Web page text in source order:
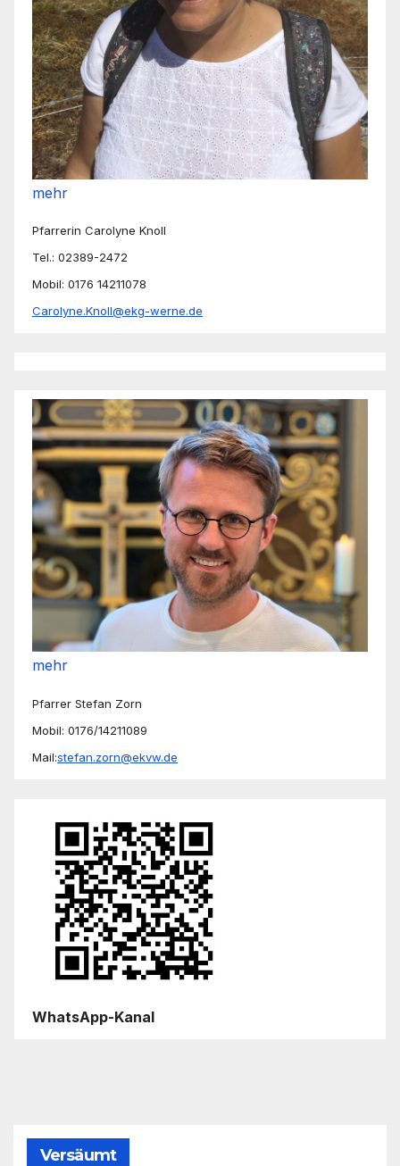
mehr
Pfarrerin Carolyne Knoll
Tel.: 02389-2472
Mobil: 0176 14211078
Carolyne.Knoll@ekg-werne.de
mehr
Pfarrer Stefan Zorn
Mobil: 0176/14211089
Mail:stefan.zorn@ekvw.de
WhatsApp-Kanal
Versäumt